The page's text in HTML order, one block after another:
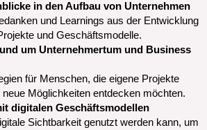
in den Aufbau von Unternehmen
und Learnings aus der Entwicklung
und Geschäftsmodelle.
um Unternehmertum und Business
für Menschen, die eigene Projekte
Möglichkeiten entdecken möchten.
digitalen Geschäftsmodellen
Sichtbarkeit genutzt werden kann, um